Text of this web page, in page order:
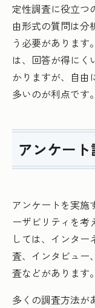
定性調査に役立つ
由形式の質問は分
う必要があります
は、回答が得にく
かりますが、自由
多いのが利点です。
アンケー
アンケートを実施
ーザビリティを考
しては、インタ
査、インタビュー
査などがあります。
多くの調査方法が